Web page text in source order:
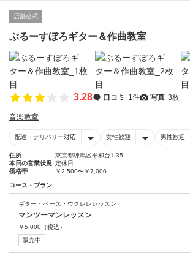
店舗公式
ぶるーすぼろギター＆作曲教室
3.28 口コミ 1件 写真 3枚
音楽教室
配達・デリバリー対応 女性歓迎 男性歓迎
住所
東京都練馬区平和台1-35
本日の営業状況 定休日
価格帯
￥2,500〜￥7,000
コース・プラン
ギター・ベース・ウクレレレッスン
マンツーマンレッスン
￥5,000 （税込）
販売中